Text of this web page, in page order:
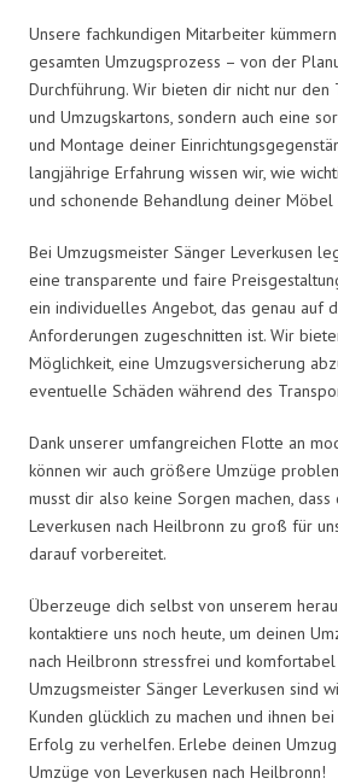
Unsere fachkundigen Mitarbeiter
gesamten Umzugsprozess – von der
Durchführung. Wir bieten dir nicht nur
und Umzugskartons, sondern auch eine
und Montage deiner
langjährige Erfahrung wissen wir, wie
und schonende Behandlung deiner Möbel
Bei Umzugsmeister Sänger Leverkusen
eine transparente und faire
ein individuelles Angebot, das genau auf
Anforderungen zugeschnitten ist. Wir
Möglichkeit, eine Umzugsversicherung
eventuelle Schäden während des
Dank unserer umfangreichen Flotte an
können wir auch größere Umzüge
musst dir also keine Sorgen machen,
Leverkusen nach Heilbronn zu groß für
darauf vorbereitet.
Überzeuge dich selbst von unserem
kontaktiere uns noch heute, um deinen
nach Heilbronn stressfrei und
Umzugsmeister Sänger Leverkusen sind
Kunden glücklich zu machen und ihnen
Erfolg zu verhelfen. Erlebe deinen
Umzüge von Leverkusen nach Heilbronn!